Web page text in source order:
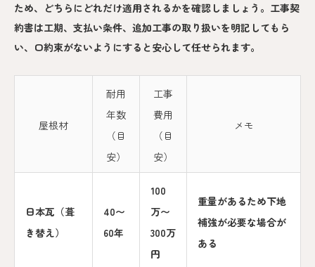
ため、どちらにどれだけ適用されるかを確認しましょう。工事契
約書は工期、支払い条件、追加工事の取り扱いを明記してもら
い、口約束がないようにすると安心して任せられます。
屋根材
耐用
年数
（目
安）
工事
費用
（目
安）
メモ
日本瓦（葺
き替え）
40〜
60年
100
万〜
300万
円
重量があるため下地
補強が必要な場合が
ある